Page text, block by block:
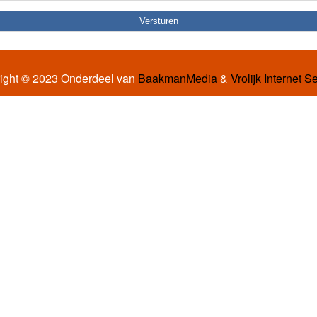
© 2023 Onderdeel van BaakmanMedia& Vrolijk Internet